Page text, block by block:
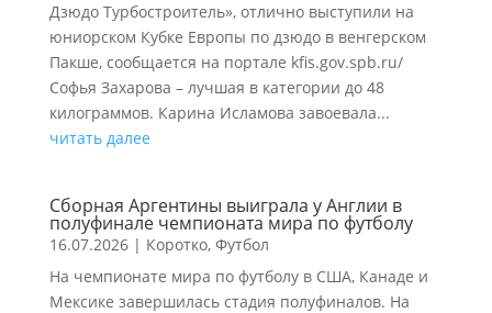
Дзюдо Турбостроитель», отлично выступили на
юниорском Кубке Европы по дзюдо в венгерском
Пакше, сообщается на портале kfis.gov.spb.ru/
Софья Захарова – лучшая в категории до 48
килограммов. Карина Исламова завоевала...
читать далее
Сборная Аргентины выиграла у Англии в
полуфинале чемпионата мира по футболу
16.07.2026| Коротко, Футбол
На чемпионате мира по футболу в США, Канаде и
Мексике завершилась стадия полуфиналов. На